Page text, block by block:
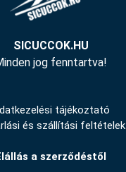
SICUCCOK.HU
jog fenntartva!
tájékoztató
és szállítási feltételek
a szerződéstől